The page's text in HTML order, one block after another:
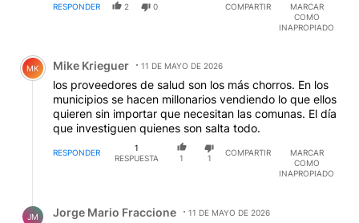
RESPONDER 2 0 COMPARTIR
MARCAR
COMO
INAPROPIADO
Comentario de Mike Krieguer.
MK Mike Krieguer 11 DE MAYO DE 2026
los proveedores de salud son los más chorros. En los
municipios se hacen millonarios vendiendo lo que ellos
quieren sin importar que necesitan las comunas. El día
que investiguen quienes son salta todo.
RESPONDER
1
RESPUESTA
1 1
COMPARTIR
MARCAR
COMO
INAPROPIADO
JM Jorge Mario Fraccione
11 DE MAYO DE 2026